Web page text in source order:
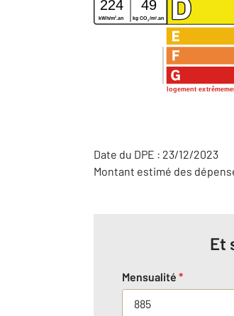
logement
224 49
kWh/m2 .an kg CO2 /m2 .an
Date du DPE : 23/12/2023
Montant estimé des
Et
Mensualité *